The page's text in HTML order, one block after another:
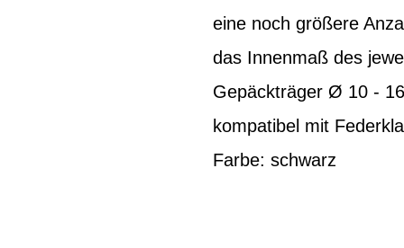
eine noch größere
das Innenmaß des
Gepäckträger Ø 10 -
kompatibel mit
Farbe: schwarz